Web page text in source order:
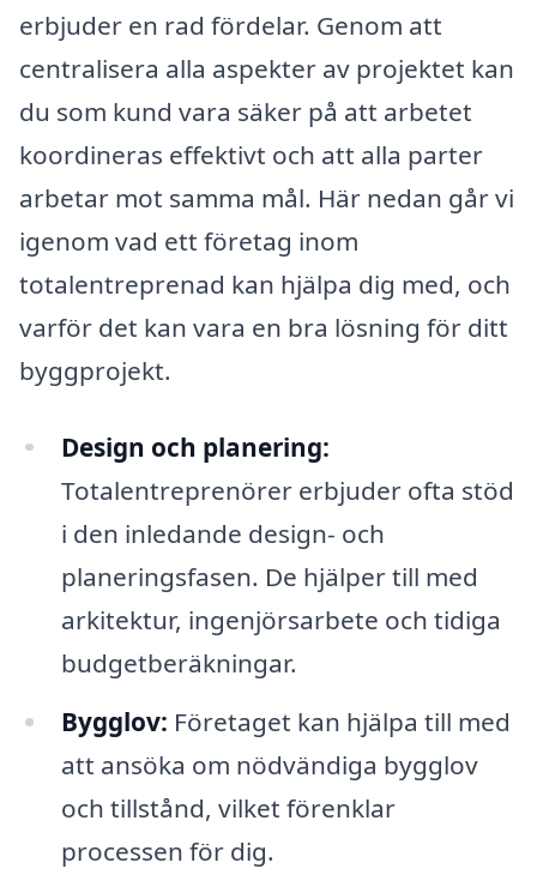
erbjuder en rad fördelar. Genom att
centralisera alla aspekter av projektet kan
du som kund vara säker på att arbetet
koordineras effektivt och att alla parter
arbetar mot samma mål. Här nedan går vi
igenom vad ett företag inom
totalentreprenad kan hjälpa dig med, och
varför det kan vara en bra lösning för ditt
byggprojekt.
Design och planering:
Totalentreprenörer erbjuder ofta stöd
i den inledande design- och
planeringsfasen. De hjälper till med
arkitektur, ingenjörsarbete och tidiga
budgetberäkningar.
Bygglov: Företaget kan hjälpa till med
att ansöka om nödvändiga bygglov
och tillstånd, vilket förenklar
processen för dig.